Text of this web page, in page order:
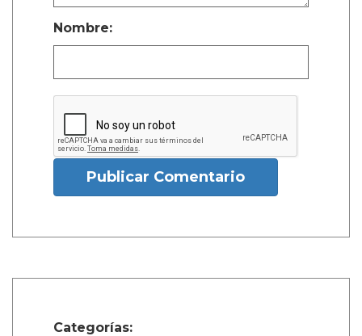
Nombre:
Publicar Comentario
Categorías: